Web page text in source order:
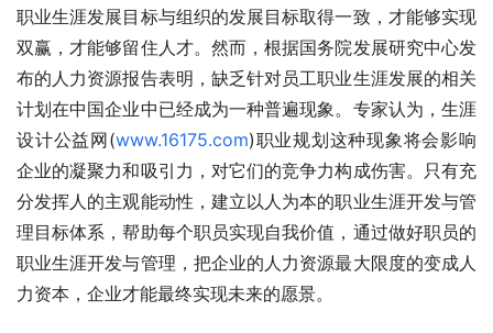
职业生涯发展目标与组织的发展目标取得一致，才能够实现
双赢，才能够留住人才。然而，根据国务院发展研究中心发
布的人力资源报告表明，缺乏针对员工职业生涯发展的相关
计划在中国企业中已经成为一种普遍现象。专家认为，生涯
设计公益网(www.16175.com)职业规划这种现象将会影响
企业的凝聚力和吸引力，对它们的竞争力构成伤害。只有充
分发挥人的主观能动性，建立以人为本的职业生涯开发与管
理目标体系，帮助每个职员实现自我价值，通过做好职员的
职业生涯开发与管理，把企业的人力资源最大限度的变成人
力资本，企业才能最终实现未来的愿景。